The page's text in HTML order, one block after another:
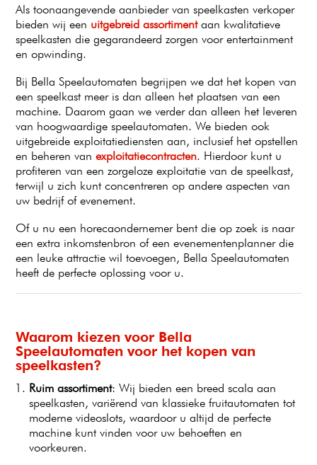
Als toonaangevende aanbieder van speelkasten verkoper
bieden wij een uitgebreid assortimentaan kwalitatieve
speelkasten die gegarandeerd zorgen voor entertainment
en opwinding.
Bij Bella Speelautomaten begrijpen we dat het kopen van
een speelkast meer is dan alleen het plaatsen van een
machine. Daarom gaan we verder dan alleen het leveren
van hoogwaardige speelautomaten. We bieden ook
uitgebreide exploitatiediensten aan, inclusief het opstellen
en beheren van exploitatiecontracten. Hierdoor kunt u
profiteren van een zorgeloze exploitatie van de speelkast,
terwijl u zich kunt concentreren op andere aspecten van
uw bedrijf of evenement.
Of u nu een horecaondernemer bent die op zoek is naar
een extra inkomstenbron of een evenementenplanner die
een leuke attractie wil toevoegen, Bella Speelautomaten
heeft de perfecte oplossing voor u.
Waarom kiezen voor Bella
Speelautomaten voor het kopen van
speelkasten?
Ruim assortiment: Wij bieden een breed scala aan
speelkasten, variërend van klassieke fruitautomaten tot
moderne videoslots, waardoor u altijd de perfecte
machine kunt vinden voor uw behoeften en
voorkeuren.